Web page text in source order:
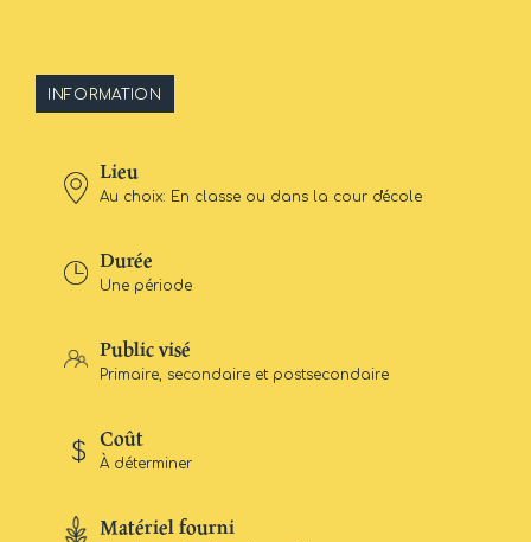
INFORMATION
Lieu
Au choix: En classe ou dans la cour d'école
Durée
Une période
Public visé
Primaire, secondaire et postsecondaire
Coût
À déterminer
Matériel fourni